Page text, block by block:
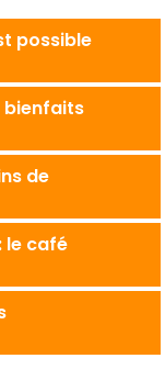
possible
bienfaits
de
le café